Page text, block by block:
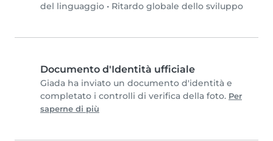
del linguaggio • Ritardo globale dello sviluppo
Documento d'Identità ufficiale
Giada ha inviato un documento d'identità e
completato i controlli di verifica della foto. Per
saperne di più